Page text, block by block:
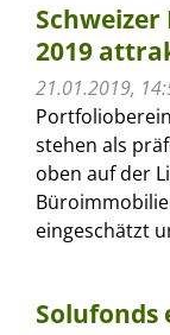
2019
21.01.2019,
stehen als
oben auf der
eingeschätzt
Solufonds